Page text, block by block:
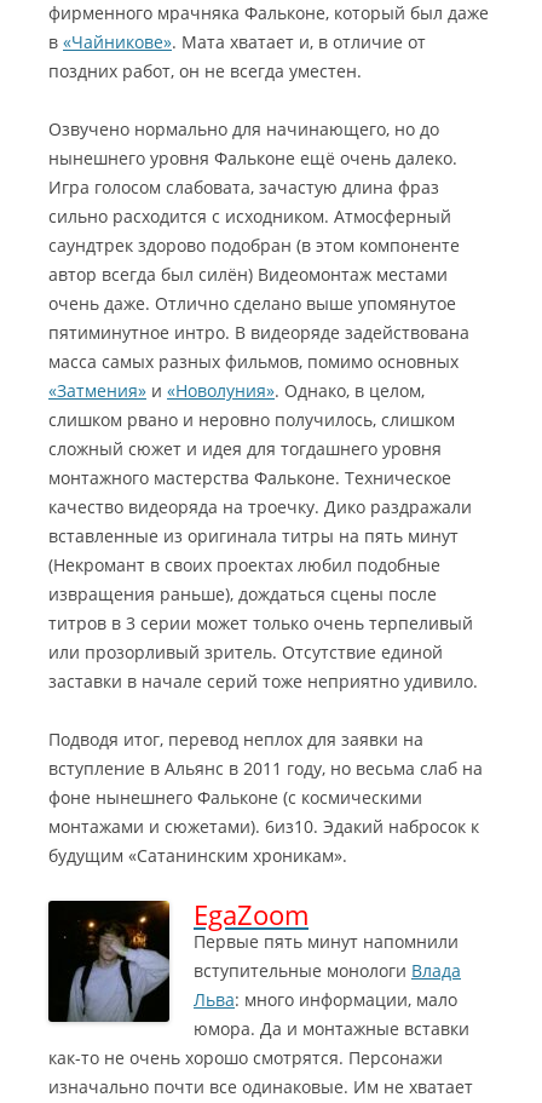
фирменного мрачняка Фальконе, который был даже
в «Чайникове». Мата хватает и, в отличие от
поздних работ, он не всегда уместен.
Озвучено нормально для начинающего, но до
нынешнего уровня Фальконе ещё очень далеко.
Игра голосом слабовата, зачастую длина фраз
сильно расходится с исходником. Атмосферный
саундтрек здорово подобран (в этом компоненте
автор всегда был силён) Видеомонтаж местами
очень даже. Отлично сделано выше упомянутое
пятиминутное интро. В видеоряде задействована
масса самых разных фильмов, помимо основных
«Затмения» и «Новолуния». Однако, в целом,
слишком рвано и неровно получилось, слишком
сложный сюжет и идея для тогдашнего уровня
монтажного мастерства Фальконе. Техническое
качество видеоряда на троечку. Дико раздражали
вставленные из оригинала титры на пять минут
(Некромант в своих проектах любил подобные
извращения раньше), дождаться сцены после
титров в 3 серии может только очень терпеливый
или прозорливый зритель. Отсутствие единой
заставки в начале серий тоже неприятно удивило.
Подводя итог, перевод неплох для заявки на
вступление в Альянс в 2011 году, но весьма слаб на
фоне нынешнего Фальконе (с космическими
монтажами и сюжетами). 6из10. Эдакий набросок к
будущим «Сатанинским хроникам».
EgaZoom
Первые пять минут напомнили
вступительные монологи Влада
Льва: много информации, мало
юмора. Да и монтажные вставки
как-то не очень хорошо смотрятся. Персонажи
изначально почти все одинаковые. Им не хватает